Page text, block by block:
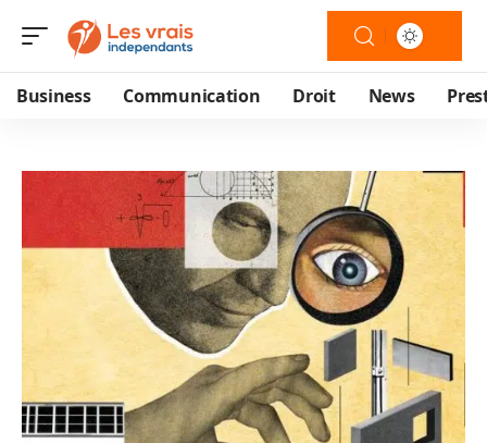
Business Communication Droit News